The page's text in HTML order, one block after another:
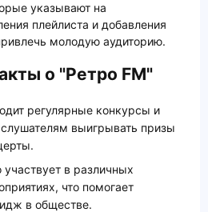
указывают на
плейлиста и добавления
молодую аудиторию.
о "Ретро FM"
регулярные конкурсы и
выигрывать призы
участвует в различных
что помогает
в обществе.